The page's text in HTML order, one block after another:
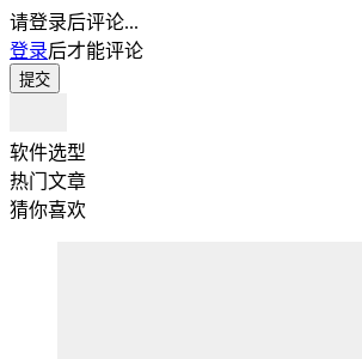
请登录后评论...
登录后才能评论
提交
软件选型
热门文章
猜你喜欢